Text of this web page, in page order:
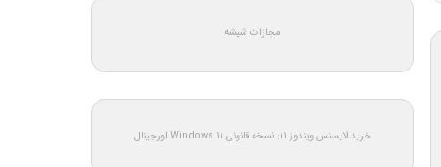
مجازات شیشه
خرید لایسنس ویندوز 11: نسخه قانونی Windows 11 اورجینال